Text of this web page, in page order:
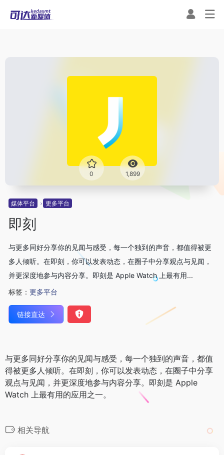
0 1,899
媒体平台 更多平台
即刻
与更多同好分享你的见闻与感受，每一个独到的声音，都值得被更
多人倾听。在即刻，你可以发表动态，在圈子中分享观点与见闻，
并更深度地参与内容分享。即刻是 Apple Watch 上最有用...
标签： 更多平台
链接直达
与更多同好分享你的见闻与感受，每一个独到的声音，都值
得被更多人倾听。在即刻，你可以发表动态，在圈子中分享
观点与见闻，并更深度地参与内容分享。即刻是 Apple
Watch 上最有用的应用之一。
相关导航